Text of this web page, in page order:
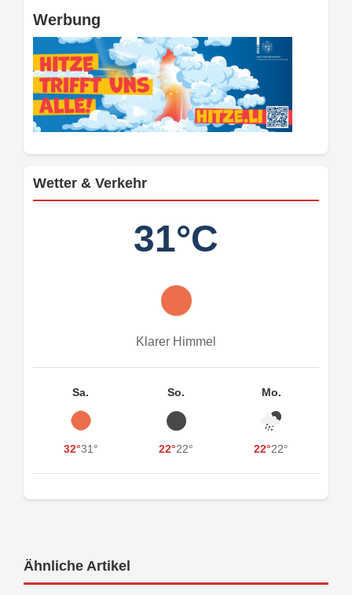
Werbung
Wetter & Verkehr
31°C
Klarer Himmel
Sa.
32°31°
So.
22°22°
Mo.
22°22°
Ähnliche Artikel